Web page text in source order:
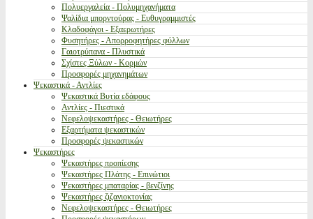
Πολυεργαλεία - Πολυμηχανήματα
Ψαλίδια μπορντούρας - Ευθυγραμμιστές
Κλαδοφάγοι - Εξαερωτήρες
Φυσητήρες - Απορροφητήρες φύλλων
Γαιοτρύπανα - Πλυστικά
Σχίστες Ξύλων - Κορμών
Προσφορές μηχανημάτων
Ψεκαστικά - Αντλίες
Ψεκαστικά Βυτία εδάφους
Αντλίες - Πιεστικά
Νεφελοψεκαστήρες - Θειωτήρες
Εξαρτήματα ψεκαστικών
Προσφορές ψεκαστικών
Ψεκαστήρες
Ψεκαστήρες προπίεσης
Ψεκαστήρες Πλάτης - Επινώτιοι
Ψεκαστήρες μπαταρίας - βενζίνης
Ψεκαστήρες ζιζανιοκτονίας
Νεφελοψεκαστήρες - Θειωτήρες